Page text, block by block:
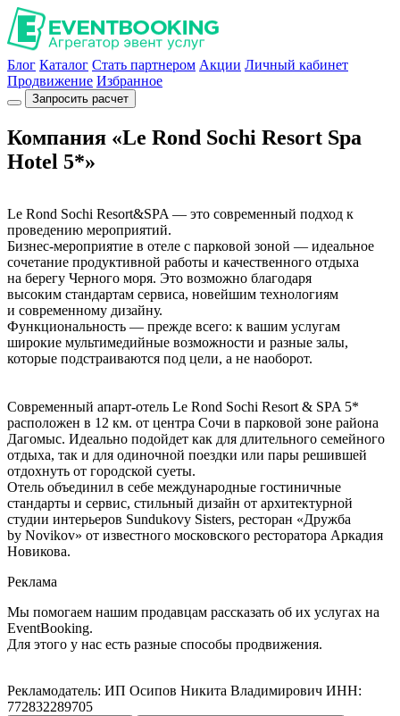
Блог Каталог Стать партнером Акции Личный кабинет
Продвижение Избранное
Запросить расчет
Компания «Le Rond Sochi Resort Spa
Hotel 5*»
Le Rond Sochi Resort&SPA — это современный подход к
проведению мероприятий.
Бизнес-мероприятие в отеле с парковой зоной — идеальное
сочетание продуктивной работы и качественного отдыха
на берегу Черного моря. Это возможно благодаря
высоким стандартам сервиса, новейшим технологиям
и современному дизайну.
Функциональность — прежде всего: к вашим услугам
широкие мультимедийные возможности и разные залы,
которые подстраиваются под цели, а не наоборот.
Современный апарт-отель Le Rond Sochi Resort & SPA 5*
расположен в 12 км. от центра Сочи в парковой зоне района
Дагомыс. Идеально подойдет как для длительного семейного
отдыха, так и для одиночной поездки или пары решившей
отдохнуть от городской суеты.
Отель объединил в себе международные гостиничные
стандарты и сервис, стильный дизайн от архитектурной
студии интерьеров Sundukovy Sisters, ресторан «Дружба
by Novikov» от известного московского ресторатора Аркадия
Новикова.
Реклама
Мы помогаем нашим продавцам рассказать об их услугах на
EventBooking.
Для этого у нас есть разные способы продвижения.
Рекламодатель: ИП Осипов Никита Владимирович ИНН:
772832289705